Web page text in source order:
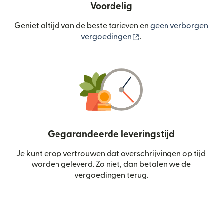
Voordelig
Geniet altijd van de beste tarieven en geen verborgen
vergoedingen
.
Gegarandeerde leveringstijd
Je kunt erop vertrouwen dat overschrijvingen op tijd
worden geleverd. Zo niet, dan betalen we de
vergoedingen terug.